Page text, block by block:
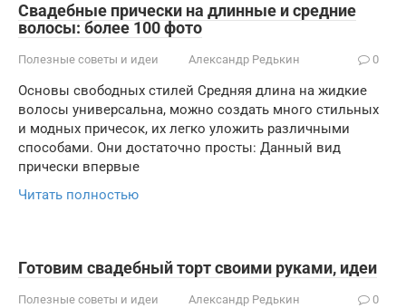
Свадебные прически на длинные и средние
волосы: более 100 фото
Полезные советы и идеи Александр Редькин 0
Основы свободных стилей Средняя длина на жидкие
волосы универсальна, можно создать много стильных
и модных причесок, их легко уложить различными
способами. Они достаточно просты: Данный вид
прически впервые
Читать полностью
Готовим свадебный торт своими руками, идеи
Полезные советы и идеи Александр Редькин 0